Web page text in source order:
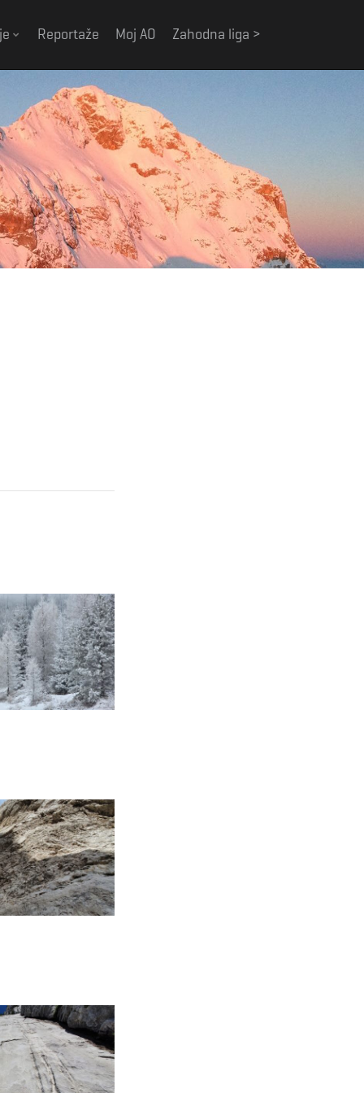
Reportaže Moj AO Zahodna liga >